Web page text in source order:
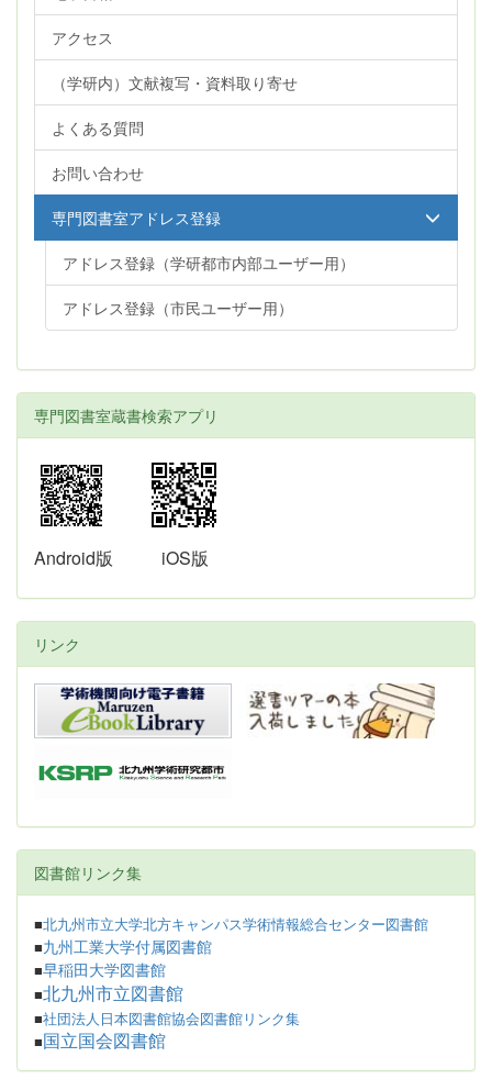
アクセス
（学研内）文献複写・資料取り寄せ
よくある質問
お問い合わせ
専門図書室アドレス登録
アドレス登録（学研都市内部ユーザー用）
アドレス登録（市民ユーザー用）
専門図書室蔵書検索アプリ
Android版 iOS版
リンク
図書館リンク集
■北九州市立大学北方キャンパス学術情報総合センター図書館
■九州工業大学付属図書館
■早稲田大学図書館
■北九州市立図書館
■社団法人日本図書館協会図書館リンク集
■ 国立国会図書館